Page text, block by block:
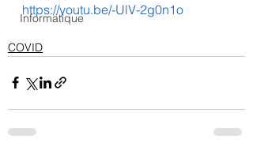
Informatique
https://youtu.be/-UlV-2g0n1o
COVID